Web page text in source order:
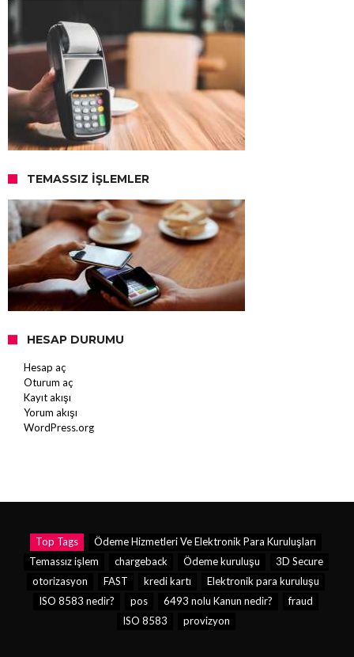
TEMASSIZ İŞLEMLER
HESAP DURUMU
Hesap aç
Oturum aç
Kayıt akışı
Yorum akışı
WordPress.org
Top Tags
Ödeme Hizmetleri Ve Elektronik Para Kuruluşları
Temassız işlem
chargeback Ödeme kuruluşu
3D Secure
otorizasyon
FAST kredi kartı
Elektronik para kuruluşu
ISO 8583 nedir?
pos 6493 nolu Kanun nedir?
fraud
ISO 8583
provizyon